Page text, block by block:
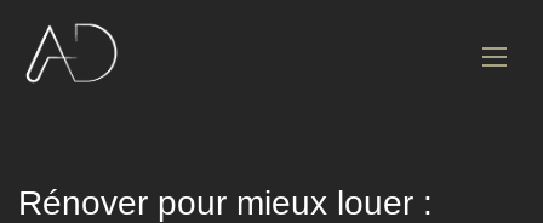
Rénover pour mieux louer :